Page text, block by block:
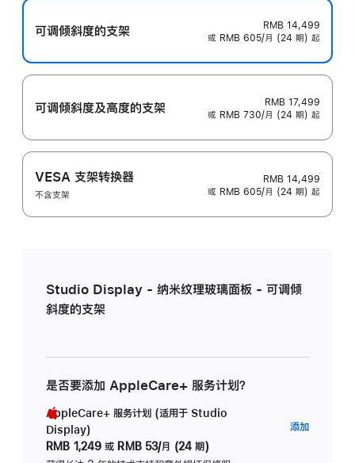
可调倾斜度的支架
RMB 14,499
或 RMB 605/月 (24 期) 起
可调倾斜度及高‍度的支‍架
RMB 17,499
或 RMB 730/月 (24 期) 起
VESA 支架转换器
不含支架
RMB 14,499
或 RMB 605/月 (24 期) 起
Studio Display - 纳米纹理玻璃面板 - 可调倾
斜度的支架
是否要添加 AppleCare+ 服务计划？
AppleCare+ 服务计划 (适用于 Studio
Display)
RMB 1,249 或 RMB 53/月 (24 期)
添加